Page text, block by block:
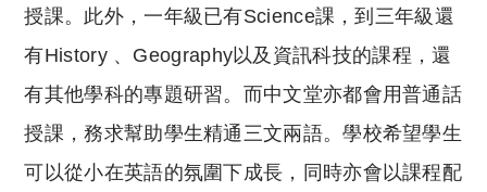
授課。此外，一年級已有Science課，到三年級還
有History 、Geography以及資訊科技的課程，還
有其他學科的專題研習。而中文堂亦都會用普通話
授課，務求幫助學生精通三文兩語。學校希望學生
可以從小在英語的氛圍下成長，同時亦會以課程配